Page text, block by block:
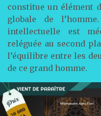
constitue un élément
globale de
intellectuelle est
reléguée au second
l’équilibre entre les
de ce grand homme.